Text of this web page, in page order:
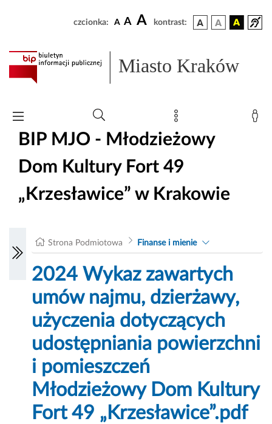
czcionka: A A A kontrast:
Miasto Kraków
BIP MJO - Młodzieżowy
Dom Kultury Fort 49
„Krzesławice” w Krakowie
Strona Podmiotowa Finanse i mienie
2024 Wykaz zawartych
umów najmu, dzierżawy,
użyczenia dotyczących
udostępniania powierzchni
i pomieszczeń
Młodzieżowy Dom Kultury
Fort 49 „Krzesławice”.pdf